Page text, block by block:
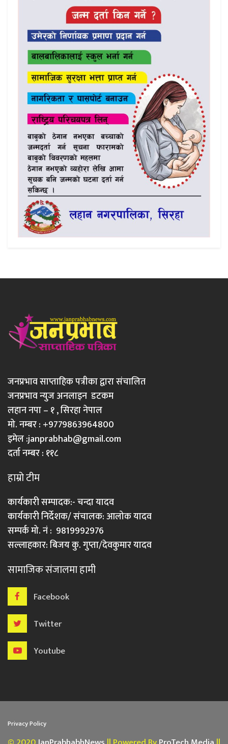
जनप्रभाव साप्ताहिक पत्रीका द्वारा संचालित
जनप्रभाव न्युज अनलाइन डटकम
लहान नपा – १ , सिरहा नेपाल
मो. नम्बर : +9779863964800
इमेल :janprabhab@gmail.com
दर्ता नम्बर : ११८
हाम्रो टीम
कार्यकारी सम्पादक:- चन्दा यादव
कार्यकारी निर्देशक/ संचालक: आलोक यादव
सम्पर्क मो. नं : 9819992976
सल्लाहकार: बिजय कु. गुप्ता/देवकुमार यादव
सामाजिक संजालमा हामी
Facebook
Twitter
Youtube
Privacy Policy